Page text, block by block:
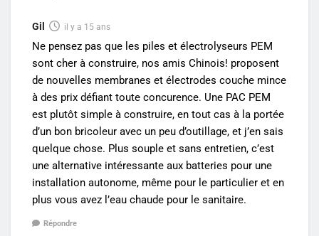
Gil il y a 15 ans
Ne pensez pas que les piles et électrolyseurs PEM
sont cher à construire, nos amis Chinois! proposent
de nouvelles membranes et électrodes couche mince
à des prix défiant toute concurence. Une PAC PEM
est plutôt simple à construire, en tout cas à la portée
d’un bon bricoleur avec un peu d’outillage, et j’en sais
quelque chose. Plus souple et sans entretien, c’est
une alternative intéressante aux batteries pour une
installation autonome, même pour le particulier et en
plus vous avez l’eau chaude pour le sanitaire.
Répondre